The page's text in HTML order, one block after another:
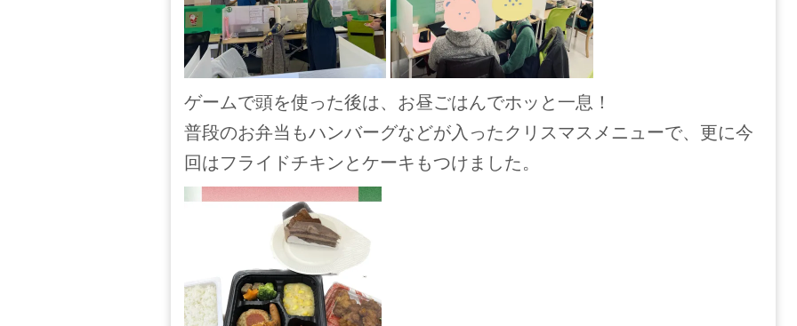
ゲームで頭を使った後は、お昼ごはんでホッと一息！
普段のお弁当もハンバーグなどが入ったクリスマスメニューで、更に今
回はフライドチキンとケーキもつけました。